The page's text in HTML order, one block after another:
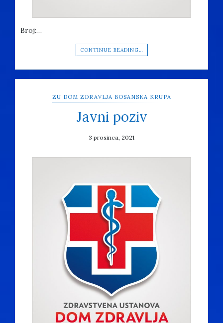
Broj:…
CONTINUE READING…
ZU DOM ZDRAVLJA BOSANSKA KRUPA
Javni poziv
3 prosinca, 2021